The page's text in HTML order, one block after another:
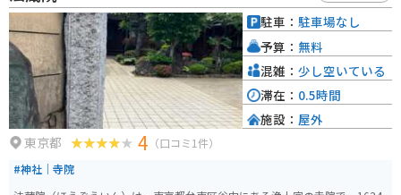
ます。アクセスも良好で、JR山手線の西日暮里駅から徒歩3分という便利な立
地にあります。谷中や根津などの観光エリアと併せて訪れると、さらに楽し
めるスポットです。
東京都 4 （口コミ1件）
#神社｜寺院
駐車： 駐車場なし
予算： 無料
混雑： 少し空いている
滞在： 0.5時間
施設： 屋外